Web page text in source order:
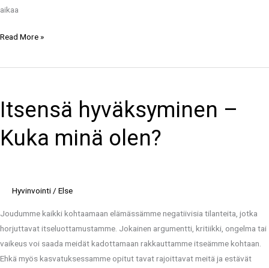
aikaa
Read More »
Itsensä hyväksyminen –
Kuka minä olen?
Hyvinvointi / Else
Joudumme kaikki kohtaamaan elämässämme negatiivisia tilanteita, jotka
horjuttavat itseluottamustamme. Jokainen argumentti, kritiikki, ongelma tai
vaikeus voi saada meidät kadottamaan rakkauttamme itseämme kohtaan.
Ehkä myös kasvatuksessamme opitut tavat rajoittavat meitä ja estävät
–
Kuka
minä